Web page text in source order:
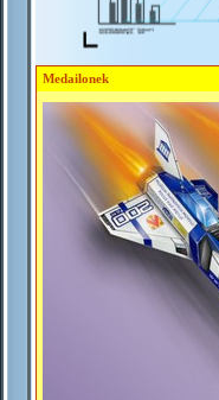
Medailonek